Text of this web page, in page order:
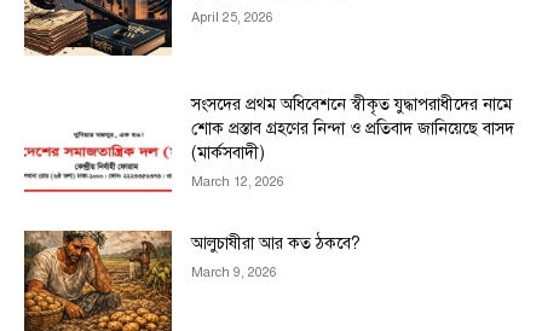
April 25, 2026
সংসদের প্রথম অধিবেশনে স্বীকৃত যুদ্ধাপরাধীদের নামে
শোক প্রস্তাব গ্রহণের নিন্দা ও প্রতিবাদ জানিয়েছে বাসদ
(মার্কসবাদী)
March 12, 2026
আলুচাষীরা আর কত ঠকবে?
March 9, 2026